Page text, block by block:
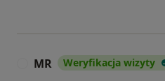
MR Weryfikacja wizyty